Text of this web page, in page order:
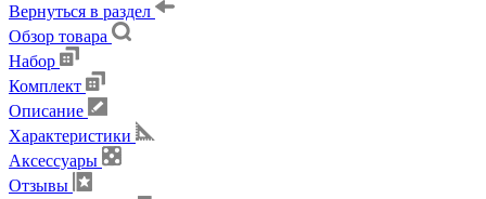
Вернуться в раздел
Обзор товара
Набор
Комплект
Описание
Характеристики
Аксессуары
Отзывы